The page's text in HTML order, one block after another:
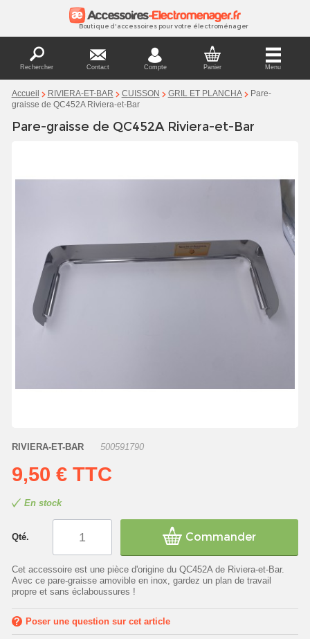
Boutique d'accessoires pour votre électroménager
Rechercher Contact Compte Panier Menu
Accueil RIVIERA-ET-BAR CUISSON GRIL ET PLANCHA
Pare-
graisse de QC452A Riviera-et-Bar
Pare-graisse de QC452A Riviera-et-Bar
RIVIERA-ET-BAR 500591790
9,50 € TTC
En stock
Qté. Commander
Cet accessoire est une pièce d'origine du QC452A de Riviera-et-Bar.
Avec ce pare-graisse amovible en inox, gardez un plan de travail
propre et sans éclaboussures !
Poser une question sur cet article